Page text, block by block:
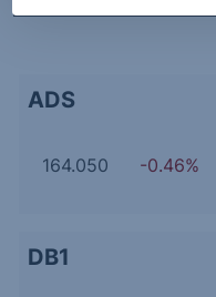
ADS
164.050 -0.46%
DB1